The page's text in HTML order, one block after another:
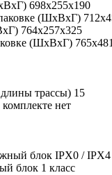
698x255x190
(ШxВxГ)
764x257x325
(ШxВxГ)
длины трассы) 15
нет
блок IPX0 / IPX4
блок 1 класс